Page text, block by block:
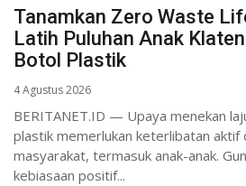
Tanamkan Zero Waste
Latih Puluhan Anak
Botol Plastik
4 Agustus 2026
BERITANET.ID — Upaya menekan
plastik memerlukan keterlibatan aktif
masyarakat, termasuk anak-anak.
kebiasaan positif...